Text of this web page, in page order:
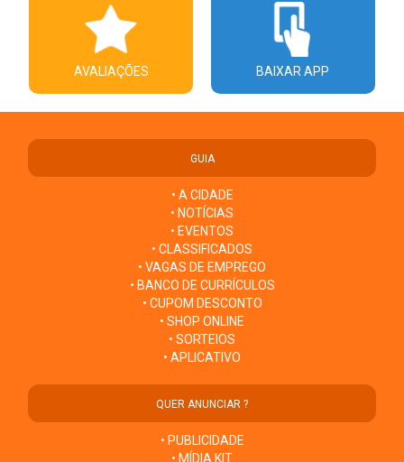
AVALIAÇÕES BAIXAR APP
GUIA
• A CIDADE
• NOTÍCIAS
• EVENTOS
• CLASSIFICADOS
• VAGAS DE EMPREGO
• BANCO DE CURRÍCULOS
• CUPOM DESCONTO
• SHOP ONLINE
• SORTEIOS
• APLICATIVO
QUER ANUNCIAR ?
• PUBLICIDADE
• MÍDIA KIT